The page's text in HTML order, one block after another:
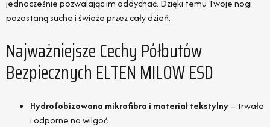
jednocześnie pozwalając im oddychać. Dzięki temu Twoje nogi
pozostaną suche i świeże przez cały dzień.
Najważniejsze Cechy Półbutów
Bezpiecznych ELTEN MILOW ESD
Hydrofobizowana mikrofibra i materiał tekstylny– trwałe
i odporne na wilgoć